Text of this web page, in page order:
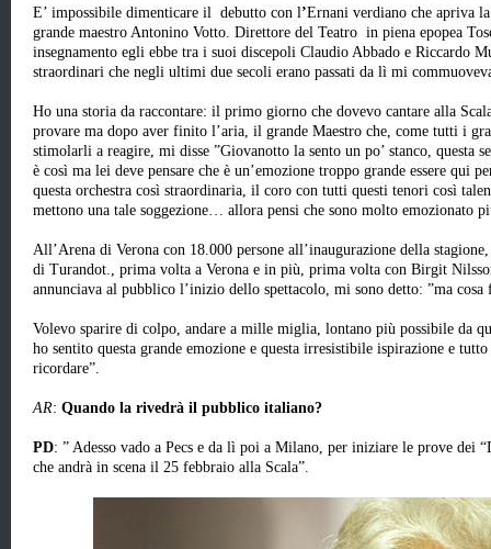
E’ impossibile dimenticare il debutto con l’Ernani verdiano che apriva
grande maestro Antonino Votto. Direttore del Teatro in piena epopea
insegnamento egli ebbe tra i suoi discepoli Claudio Abbado e Riccardo
straordinari che negli ultimi due secoli erano passati da lì mi
Ho una storia da raccontare: il primo giorno che dovevo cantare alla
provare ma dopo aver finito l’aria, il grande Maestro che, come tutti i
stimolarli a reagire, mi disse ”Giovanotto la sento un po’ stanco, questa
è così ma lei deve pensare che è un’emozione troppo grande essere qui
questa orchestra così straordinaria, il coro con tutti questi tenori così
mettono una tale soggezione… allora pensi che sono molto emozionato
All’Arena di Verona con 18.000 persone all’inaugurazione della
di Turandot., prima volta a Verona e in più, prima volta con Birgit
annunciava al pubblico l’inizio dello spettacolo, mi sono detto: ”ma cosa
Volevo sparire di colpo, andare a mille miglia, lontano più possibile da
ho sentito questa grande emozione e questa irresistibile ispirazione e
ricordare”.
AR: Quando la rivedrà il pubblico italiano?
PD: ” Adesso vado a Pecs e da lì poi a Milano, per iniziare le prove dei
che andrà in scena il 25 febbraio alla Scala”.